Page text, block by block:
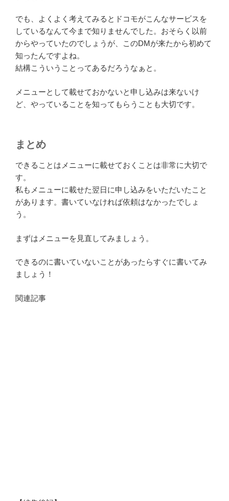
でも、よくよく考えてみるとドコモがこんなサービスを
しているなんて今まで知りませんでした。おそらく以前
からやっていたのでしょうが、このDMが来たから初めて
知ったんですよね。
結構こういうことってあるだろうなぁと。
メニューとして載せておかないと申し込みは来ないけ
ど、やっていることを知ってもらうことも大切です。
まとめ
できることはメニューに載せておくことは非常に大切で
す。
私もメニューに載せた翌日に申し込みをいただいたこと
があります。書いていなければ依頼はなかったでしょ
う。
まずはメニューを見直してみましょう。
できるのに書いていないことがあったらすぐに書いてみ
ましょう！
関連記事